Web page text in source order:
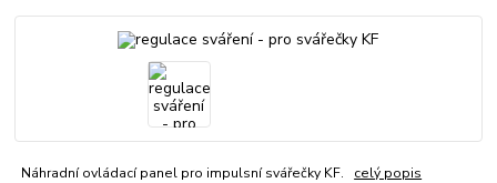
Náhradní ovládací panel pro impulsní svářečky KF. celý popis